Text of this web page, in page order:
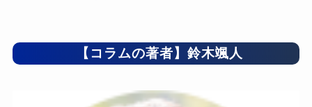
【コラムの著者】鈴木颯人